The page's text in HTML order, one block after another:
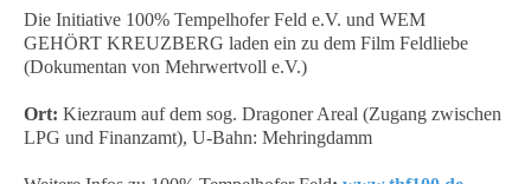
Die Initiative 100% Tempelhofer Feld e.V. und WEM
GEHÖRT KREUZBERG laden ein zu dem Film Feldliebe
(Dokumentan von Mehrwertvoll e.V.)
Ort: Kiezraum auf dem sog. Dragoner Areal (Zugang zwischen
LPG und Finanzamt), U-Bahn: Mehringdamm